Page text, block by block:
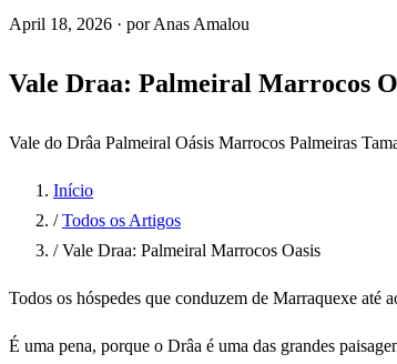
April 18, 2026 · por Anas Amalou
Vale Draa: Palmeiral Marrocos
Vale do Drâa Palmeiral Oásis Marrocos Palmeiras
Início
/ Todos os Artigos
/ Vale Draa: Palmeiral Marrocos Oasis
Todos os hóspedes que conduzem de Marraquexe
É uma pena, porque o Drâa é uma das grandes